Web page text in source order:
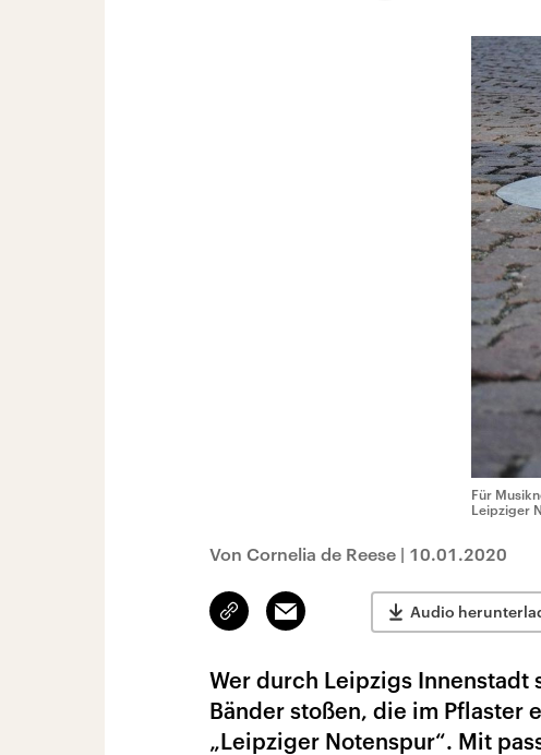
Für
Leipziger
Von Cornelia de Reese | 10.01.2020
Link
kopieren/teilen
Email Audio
Wer durch Leipzigs
Bänder stoßen, die im Pflaster
„Leipziger Notenspur“. Mit